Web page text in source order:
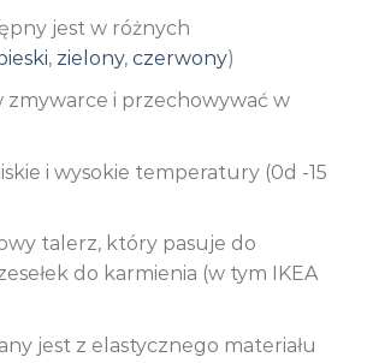
jest w różnych
, zielony, czerwony)
zmywarce i przechowywać w
i wysokie temperatury (0d -15
talerz, który pasuje do
do karmienia (w tym IKEA
jest z elastycznego materiału